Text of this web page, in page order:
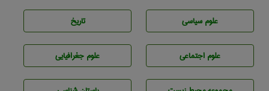
علوم سياسی تاريخ
علوم اجتماعی علوم جغرافيايی